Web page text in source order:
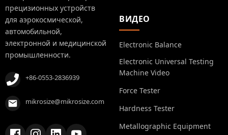
прецизионных устройств
для аэрокосмической,
автомобильной,
электронной и медицинской
промышленности.
+86-0553-2836939
mikrosize@mikrosize.com
ВИДЕО
Electronic Balance
Electronic Universal Testing
Machine Video
Force Tester
Hardness Tester
Metallographic Equipment